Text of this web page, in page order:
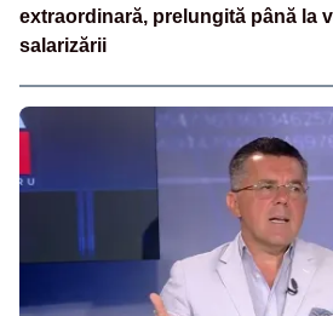
extraordinară, prelungită până la
salarizării